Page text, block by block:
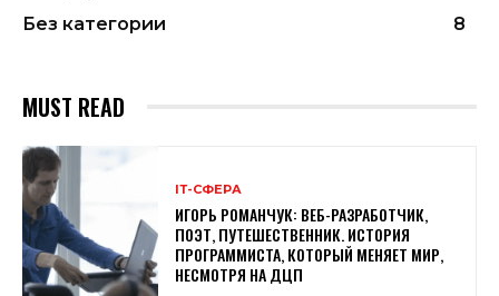
Без категории
8
MUST READ
ІТ-СФЕРА
ИГОРЬ РОМАНЧУК: ВЕБ-РАЗРАБОТЧИК,
ПОЭТ, ПУТЕШЕСТВЕННИК. ИСТОРИЯ
ПРОГРАММИСТА, КОТОРЫЙ МЕНЯЕТ МИР,
НЕСМОТРЯ НА ДЦП